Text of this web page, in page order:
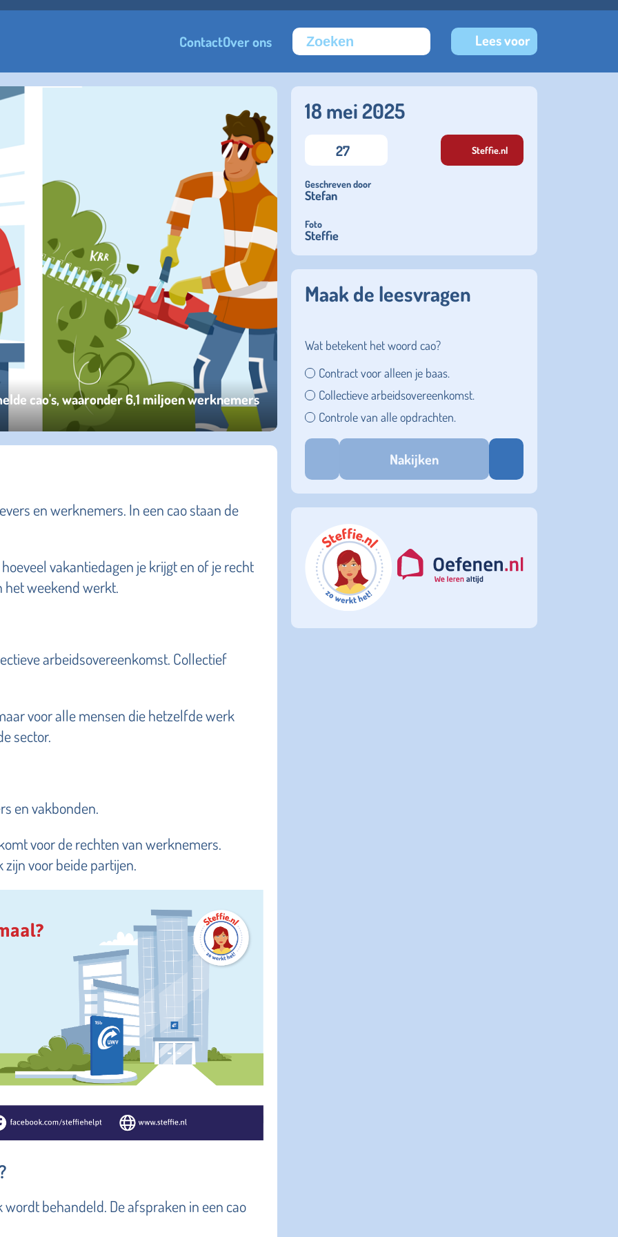
ContactOver ons Lees voor
cao's, waaronder 6,1 miljoen werknemers
en werknemers. In een cao staan de
vakantiedagen je krijgt en of je recht
het weekend werkt.
arbeidsovereenkomst. Collectief
voor alle mensen die hetzelfde werk
sector.
en vakbonden.
voor de rechten van werknemers.
voor beide partijen.
behandeld. De afspraken in een cao
18 mei 2025
27
Geschreven door
Stefan
Foto
Steffie
Steffie.nl
Maak de leesvragen
Wat betekent het woord cao?
Contract voor alleen je baas.
Collectieve arbeidsovereenkomst.
Controle van alle opdrachten.
Nakijken